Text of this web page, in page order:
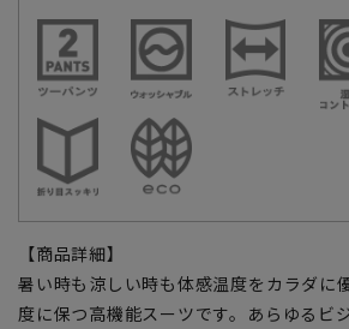
【商品詳細】
暑い時も涼しい時も体感温度をカラダに
度に保つ高機能スーツです。あらゆるビ